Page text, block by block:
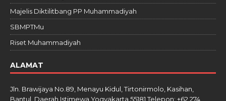
Majelis Diktilitbang PP Muhammadiyah
SBMPTMu
Riset Muhammadiyah
ALAMAT
Jln. Brawijaya No.89, Menayu Kidul, Tirtonirmolo, Kasihan,
Bantul, Daerah Istimewa Yogyakarta 55181 Telepon: +62 274